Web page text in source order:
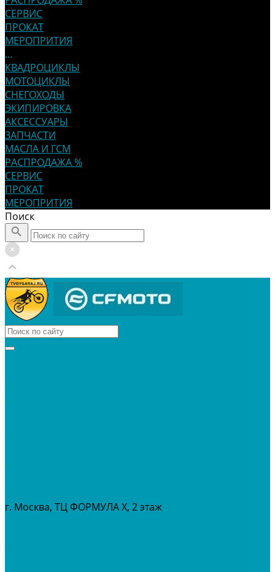
СЕРВИС
ПРОКАТ
МЕРОПРИТИЯ
...
КВАДРОЦИКЛЫ
МОТОЦИКЛЫ
СНЕГОХОДЫ
ЭКИПИРОВКА
АКСЕССУАРЫ
ЗАПЧАСТИ
МАСЛА И ГСМ
РАСПРОДАЖА %
СЕРВИС
ПРОКАТ
МЕРОПРИТИЯ
Поиск
г. Москва, ТЦ ФОРМУЛА Х, 2 этаж